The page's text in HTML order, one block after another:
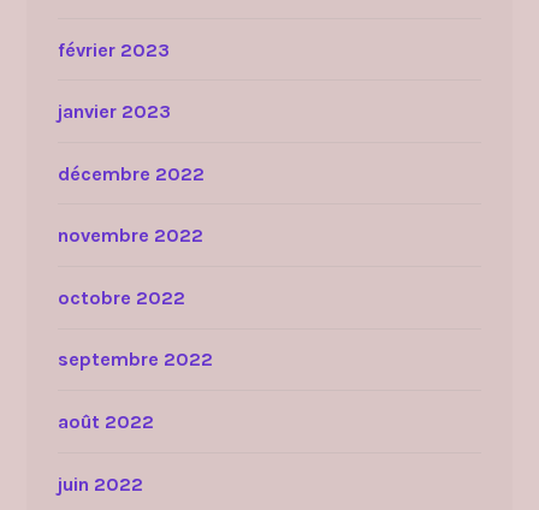
février 2023
janvier 2023
décembre 2022
novembre 2022
octobre 2022
septembre 2022
août 2022
juin 2022